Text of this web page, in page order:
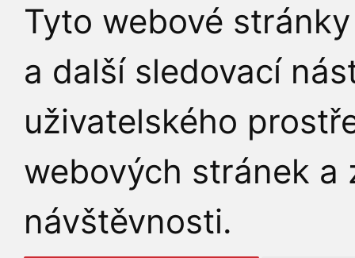
Tyto webové
a další sledovací
uživatelského
webových stránek a
návštěvnosti.